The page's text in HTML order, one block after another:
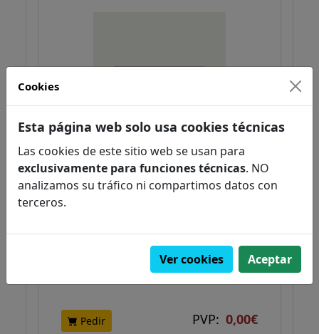
Toxicología clínica veterinaria
Pedir PVP: 0,00€
Cookies
Esta página web solo usa cookies técnicas
Las cookies de este sitio web se usan para
exclusivamente para funciones técnicas. NO
analizamos su tráfico ni compartimos datos con
terceros.
Ver cookies Aceptar